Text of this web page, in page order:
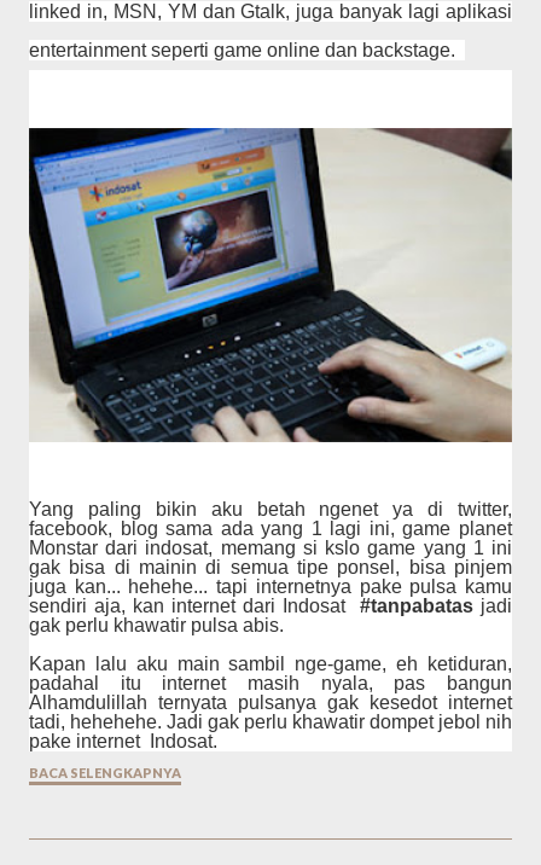
linked in, MSN, YM dan Gtalk, juga banyak lagi aplikasi
entertainment seperti game online dan backstage.
Yang paling bikin aku betah ngenet ya di twitter,
facebook, blog sama ada yang 1 lagi ini, game planet
Monstar dari indosat, memang si kslo game yang 1 ini
gak bisa di mainin di semua tipe ponsel, bisa pinjem
juga kan... hehehe... tapi internetnya pake pulsa kamu
sendiri aja, kan internet dari Indosat
#tanpabatas jadi
gak perlu khawatir pulsa abis.
Kapan lalu aku main sambil nge-game, eh ketiduran,
padahal itu internet masih nyala, pas bangun
Alhamdulillah ternyata pulsanya gak kesedot internet
tadi, hehehehe. Jadi gak perlu khawatir dompet jebol nih
pake internet Indosat.
BACA SELENGKAPNYA